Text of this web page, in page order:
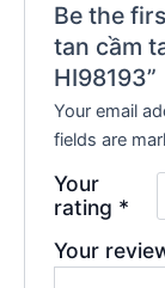
Be the
tan cầm
HI98193”
Your email
fields are
Your
rating *
Your